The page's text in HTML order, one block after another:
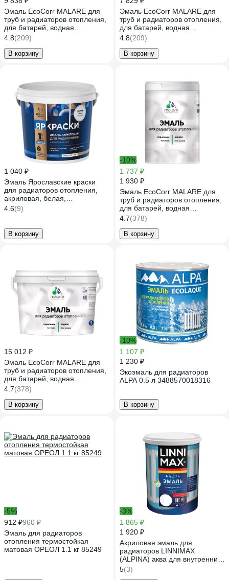
Эмаль EcoCorr MALARE для
труб и радиаторов отопления,
для батарей, водная
акриловая без запаха
матовая, графитовый, 10 кг
ЭЭКОГРФМ1000
4.8(209)
В корзину
Эмаль EcoCorr MALARE для
труб и радиаторов отопления,
для батарей, водная
акриловая без запаха
матовая, светло-серый, 10 кг
ЭЭКОСВСМ1000
4.8(209)
В корзину
1 040 ₽
Эмаль Ярославские краски
для радиаторов отопления,
акриловая, белая,
шелковисто-матовая О06291
4.6(9)
В корзину
-10%
1 737 ₽
1 930 ₽
Эмаль EcoCorr MALARE для
труб и радиаторов отопления,
для батарей, водная
акриловая без запаха
матовая, зеленый мичиган, 1
кг ЭЭКОЗЕММ0100
4.7(378)
В корзину
15 012 ₽
Эмаль EcoCorr MALARE для
труб и радиаторов отопления,
для батарей, водная
акриловая без запаха
матовая, голубая пихта, 10 кг
ЭЭКОГОПМ1000
4.7(378)
В корзину
-10%
1 107 ₽
1 230 ₽
Экоэмаль для радиаторов
ALPA 0.5 л 3488570018316
В корзину
-5%
912 ₽960 ₽
Эмаль для радиаторов
отопления термостойкая
матовая ОРЕОЛ 1.1 кг 85249
-3%
1 865 ₽
1 920 ₽
Акриловая эмаль для
радиаторов LINNIMAX
(ALPINA) аква для внутренних
работ глянцевая белый 0,9 л
948105458
5(3)